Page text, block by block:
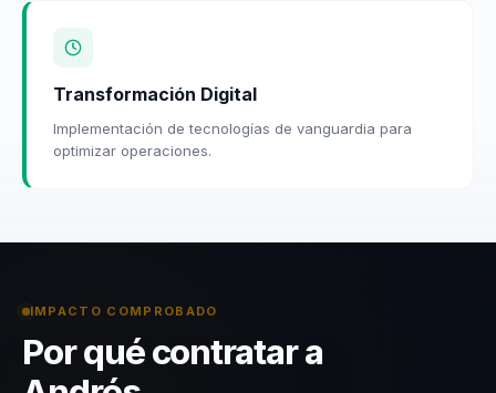
Transformación Digital
Implementación de tecnologías de vanguardia para
optimizar operaciones.
IMPACTO COMPROBADO
Por qué contratar a